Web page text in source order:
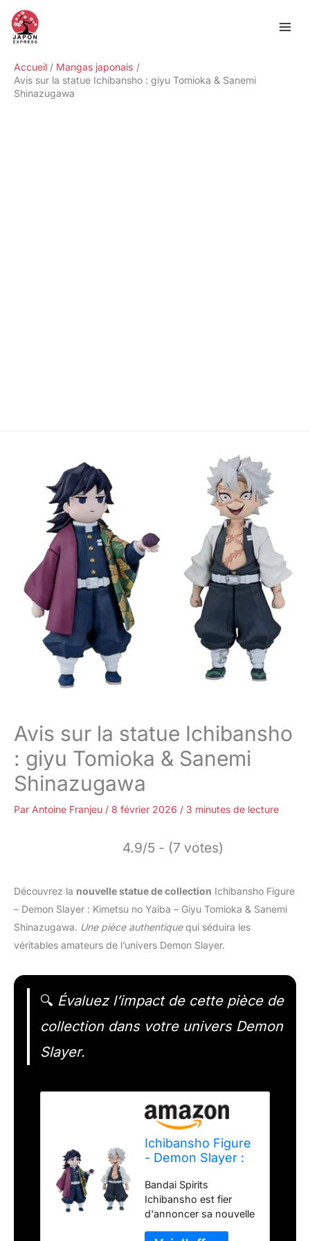
contenu
Accueil
Mangas japonais
Avis sur la statue Ichibansho : giyu Tomioka & Sanemi
Shinazugawa
Avis sur la statue Ichibansho
: giyu Tomioka & Sanemi
Shinazugawa
Par Antoine Franjeu / 8 février 2026 / 3 minutes de lecture
4.9/5 - (7 votes)
Découvrez la nouvelle statue de collection Ichibansho Figure
– Demon Slayer : Kimetsu no Yaiba – Giyu Tomioka & Sanemi
Shinazugawa. Une pièce authentiquequi séduira les
véritables amateurs de l’univers Demon Slayer.
🔍 Évaluez l’impact de cette pièce de
collection dans votre univers Demon
Slayer.
Ichibansho Figure
- Demon Slayer :
Giyu Tomioka &
Sanemi
Shinazugawa
(Reproduction
Bandai Spirits
Ichibansho est fier
d'annoncer sa nouvelle
Rechercher